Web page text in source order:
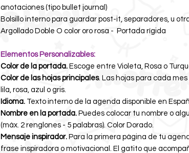
anotaciones (tipo bullet journal)
Bolsillo interno para guardar post-it, separadores, u
Argollado Doble O color oro rosa - Portada rígida
Elementos Personalizables:
Color de la portada. Escoge entre Violeta, Rosa o
Color de las hojas principales. Las hojas para cada
lila, rosa, azul o gris.
Idioma. Texto interno de la agenda disponible en
Nombre en la portada. Puedes colocar tu nombre o
(máx. 2 renglones - 5 palabras). Color Dorado.
Mensaje inspirador. Para la primera página de tu
frase inspiradora o motivacional. El gatito que